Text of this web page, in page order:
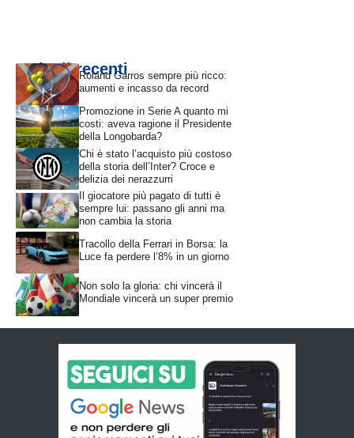
Articoli recentiRoland Garros sempre più ricco:
aumenti e incasso da record
Promozione in Serie A quanto mi
costi: aveva ragione il Presidente
della Longobarda?
Chi è stato l’acquisto più costoso
della storia dell’Inter? Croce e
delizia dei nerazzurri
Il giocatore più pagato di tutti è
sempre lui: passano gli anni ma
non cambia la storia
Tracollo della Ferrari in Borsa: la
Luce fa perdere l’8% in un giorno
Non solo la gloria: chi vincerà il
Mondiale vincerà un super premio